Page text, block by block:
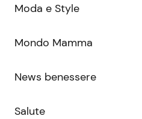
Moda e Style
Mondo Mamma
News benessere
Salute